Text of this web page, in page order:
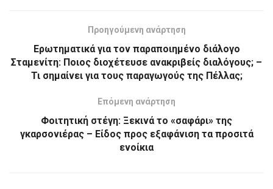
Προηγούμενη ανάρτηση
Ερωτηματικά για τον παραποιημένο διάλογο
Σταμενίτη: Ποιος διοχέτευσε ανακριβείς διαλόγους; –
Τι σημαίνει για τους παραγωγούς της Πέλλας;
Επόμενη ανάρτηση
Φοιτητική στέγη: Ξεκινά το «σαφάρι» της
γκαρσονιέρας – Είδος προς εξαφάνιση τα προσιτά
ενοίκια